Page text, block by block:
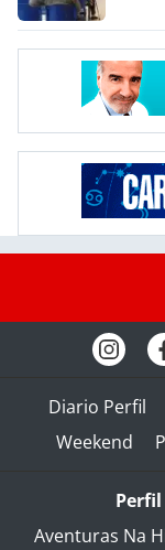
Diario Perfil
Weekend
Aventuras Na